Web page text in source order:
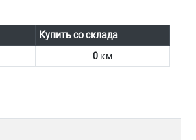
Купить со склада
0км